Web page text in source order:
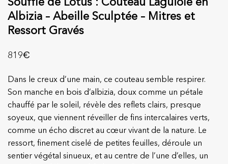
Souffle de Lotus : Couteau Laguiole en
Albizia – Abeille Sculptée – Mitres et
Ressort Gravés
819€
Dans le creux d’une main, ce couteau semble respirer.
Son manche en bois d’albizia, doux comme un pétale
chauffé par le soleil, révèle des reflets clairs, presque
soyeux, que viennent réveiller de fins intercalaires verts,
comme un écho discret au cœur vivant de la nature. Le
ressort, finement ciselé de petites feuilles, déroule un
sentier végétal sinueux, et au centre de l’une d’elles, un